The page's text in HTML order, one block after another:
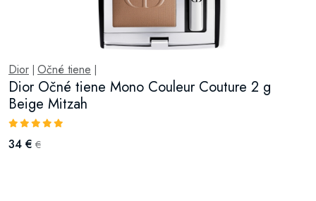
Dior Očné tiene
Dior Očné tiene Mono Couleur Couture 2 g
Beige Mitzah
34 € €